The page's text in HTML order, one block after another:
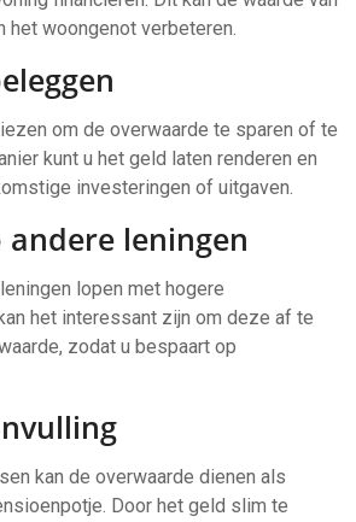
het woongenot verbeteren.
om de overwaarde te sparen of te
kunt u het geld laten renderen en
investeringen of uitgaven.
andere leningen
lopen met hogere
het interessant zijn om deze af te
zodat u bespaart op
kan de overwaarde dienen als
Door het geld slim te